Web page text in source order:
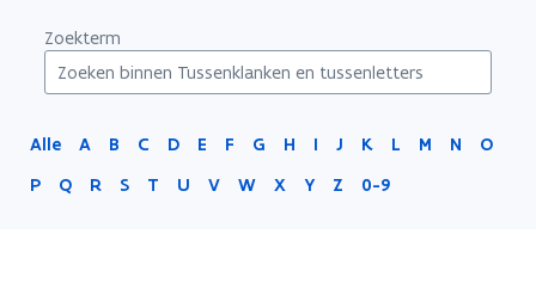
Zoekterm
Alle A B C D E F G H I J K L M N
O
P
Q R S T U V W X Y Z 0-9